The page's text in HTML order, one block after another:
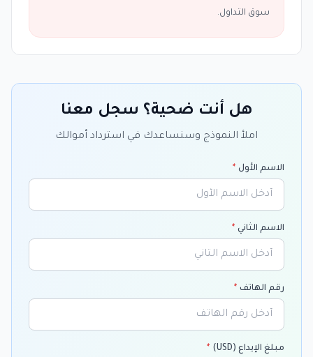
سوق التداول.
هل أنت ضحية؟ سجل معنا
املأ النموذج وسنساعدك في استرداد أموالك
الاسم الأول *
الاسم الثاني *
رقم الهاتف *
مبلغ الإيداع (USD) *